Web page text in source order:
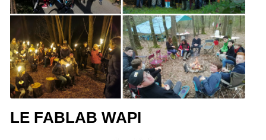
LE FABLAB WAPI